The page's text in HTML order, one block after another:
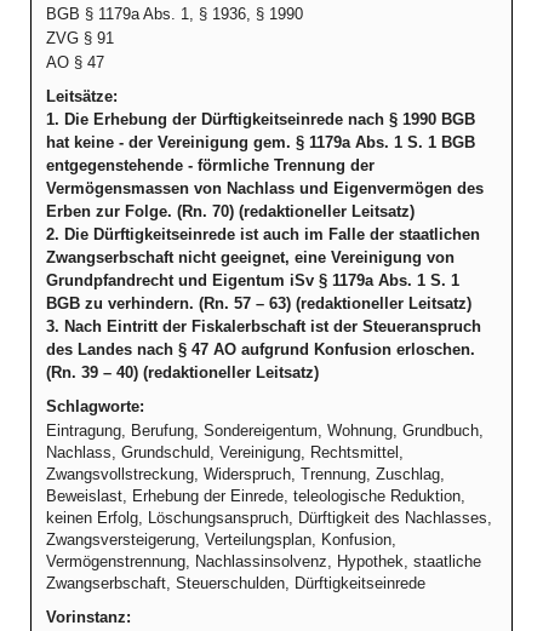
BGB § 1179a Abs. 1, § 1936, § 1990
ZVG § 91
AO § 47
Leitsätze:
1. Die Erhebung der Dürftigkeitseinrede nach § 1990 BGB
hat keine - der Vereinigung gem. § 1179a Abs. 1 S. 1 BGB
entgegenstehende - förmliche Trennung der
Vermögensmassen von Nachlass und Eigenvermögen des
Erben zur Folge. (Rn. 70) (redaktioneller Leitsatz)
2. Die Dürftigkeitseinrede ist auch im Falle der staatlichen
Zwangserbschaft nicht geeignet, eine Vereinigung von
Grundpfandrecht und Eigentum iSv § 1179a Abs. 1 S. 1
BGB zu verhindern. (Rn. 57 – 63) (redaktioneller Leitsatz)
3. Nach Eintritt der Fiskalerbschaft ist der Steueranspruch
des Landes nach § 47 AO aufgrund Konfusion erloschen.
(Rn. 39 – 40) (redaktioneller Leitsatz)
Schlagworte:
Eintragung, Berufung, Sondereigentum, Wohnung, Grundbuch,
Nachlass, Grundschuld, Vereinigung, Rechtsmittel,
Zwangsvollstreckung, Widerspruch, Trennung, Zuschlag,
Beweislast, Erhebung der Einrede, teleologische Reduktion,
keinen Erfolg, Löschungsanspruch, Dürftigkeit des Nachlasses,
Zwangsversteigerung, Verteilungsplan, Konfusion,
Vermögenstrennung, Nachlassinsolvenz, Hypothek, staatliche
Zwangserbschaft, Steuerschulden, Dürftigkeitseinrede
Vorinstanz: